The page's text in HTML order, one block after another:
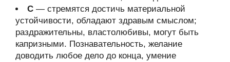
С — стремятся достичь материальной
устойчивости, обладают здравым смыслом;
раздражительны, властолюбивы, могут быть
капризными. Познавательность, желание
доводить любое дело до конца, умение